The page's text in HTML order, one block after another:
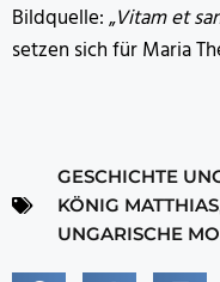
Bildquelle: „Vitam et
setzen sich für Maria
GESCHICHTE
KÖNIG MATTHIAS
UNGARISCHE